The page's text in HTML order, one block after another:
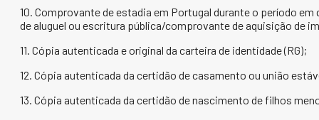
10. Comprovante de estadia em Portugal durante o período
de aluguel ou escritura pública/comprovante de aquisição de
11. Cópia autenticada e original da carteira de identidade (RG);
12. Cópia autenticada da certidão de casamento ou união
13. Cópia autenticada da certidão de nascimento de filhos